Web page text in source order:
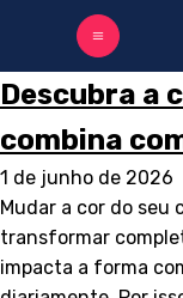
Descubra a
combina
1 de junho de 2026
Mudar a cor do seu
transformar
impacta a forma